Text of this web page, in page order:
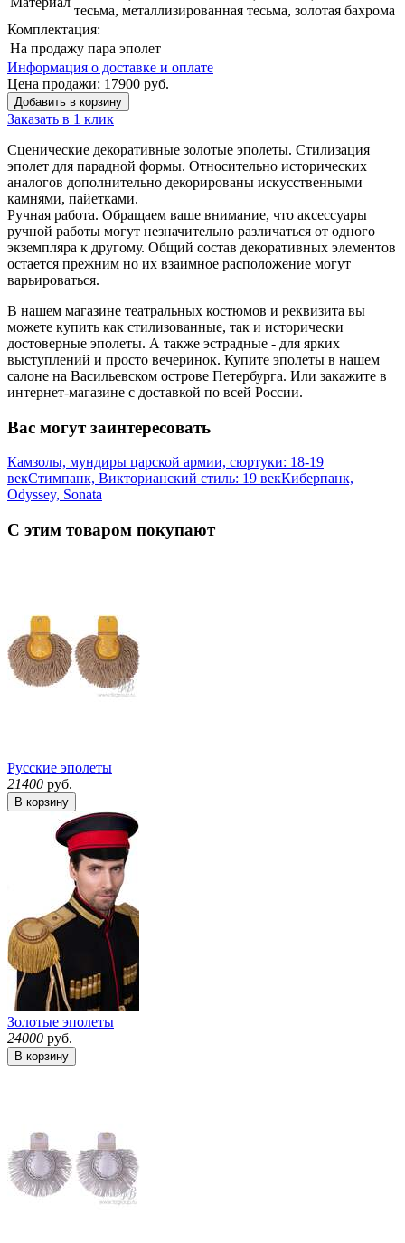
тесьма, металлизированная тесьма, золотая бахрома
Комплектация:
На продажу пара эполет
Информация о доставке и оплате
Цена продажи: 17900 руб.
Добавить в корзину
Заказать в 1 клик
Сценические декоративные золотые эполеты. Стилизация
эполет для парадной формы. Относительно исторических
аналогов дополнительно декорированы искусственными
камнями, пайетками.
Ручная работа. Обращаем ваше внимание, что аксессуары
ручной работы могут незначительно различаться от одного
экземпляра к другому. Общий состав декоративных элементов
остается прежним но их взаимное расположение могут
варьироваться.
В нашем магазине театральных костюмов и реквизита вы
можете купить как стилизованные, так и исторически
достоверные эполеты. А также эстрадные - для ярких
выступлений и просто вечеринок. Купите эполеты в нашем
салоне на Васильевском острове Петербурга. Или закажите в
интернет-магазине с доставкой по всей России.
Вас могут заинтересовать
Камзолы, мундиры царской армии, сюртуки: 18-19
векСтимпанк, Викторианский стиль: 19 векКиберпанк,
Odyssey, Sonata
С этим товаром покупают
Русские эполеты
21400 руб.
В корзину
Золотые эполеты
24000 руб.
В корзину